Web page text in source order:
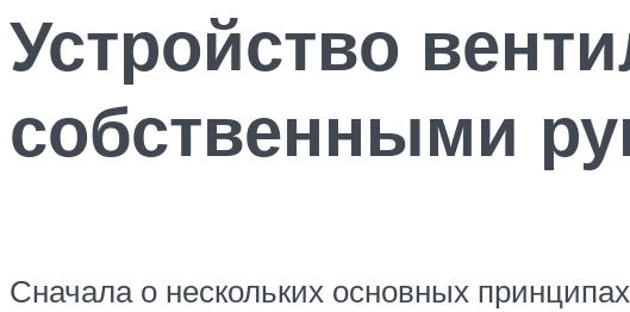
Устройство
собственными
Сначала о нескольких основных